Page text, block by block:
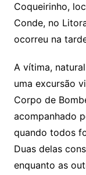
Coqueirinho,
Conde, no
ocorreu na
A vítima,
uma excursão
Corpo de
acompanhado
quando todos
Duas delas
enquanto as